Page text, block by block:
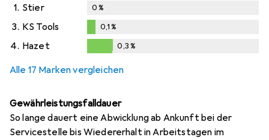
1. Stier 0%
3. KS Tools
%
0,1%
4. Hazet 0,3%
Alle 17 Marken vergleichen
Gewährleistungsfalldauer
So lange dauert eine Abwicklung ab Ankunft bei der
Servicestelle bis Wiedererhalt in Arbeitstagen im